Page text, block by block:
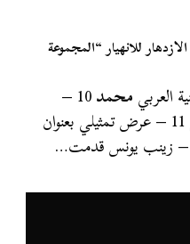
للانهيار “المجموعة
العربيمحمد 10 –
السبع 11 – عرض تمثيلي بعنوان